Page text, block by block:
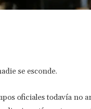
se esconde.
oficiales todavía no